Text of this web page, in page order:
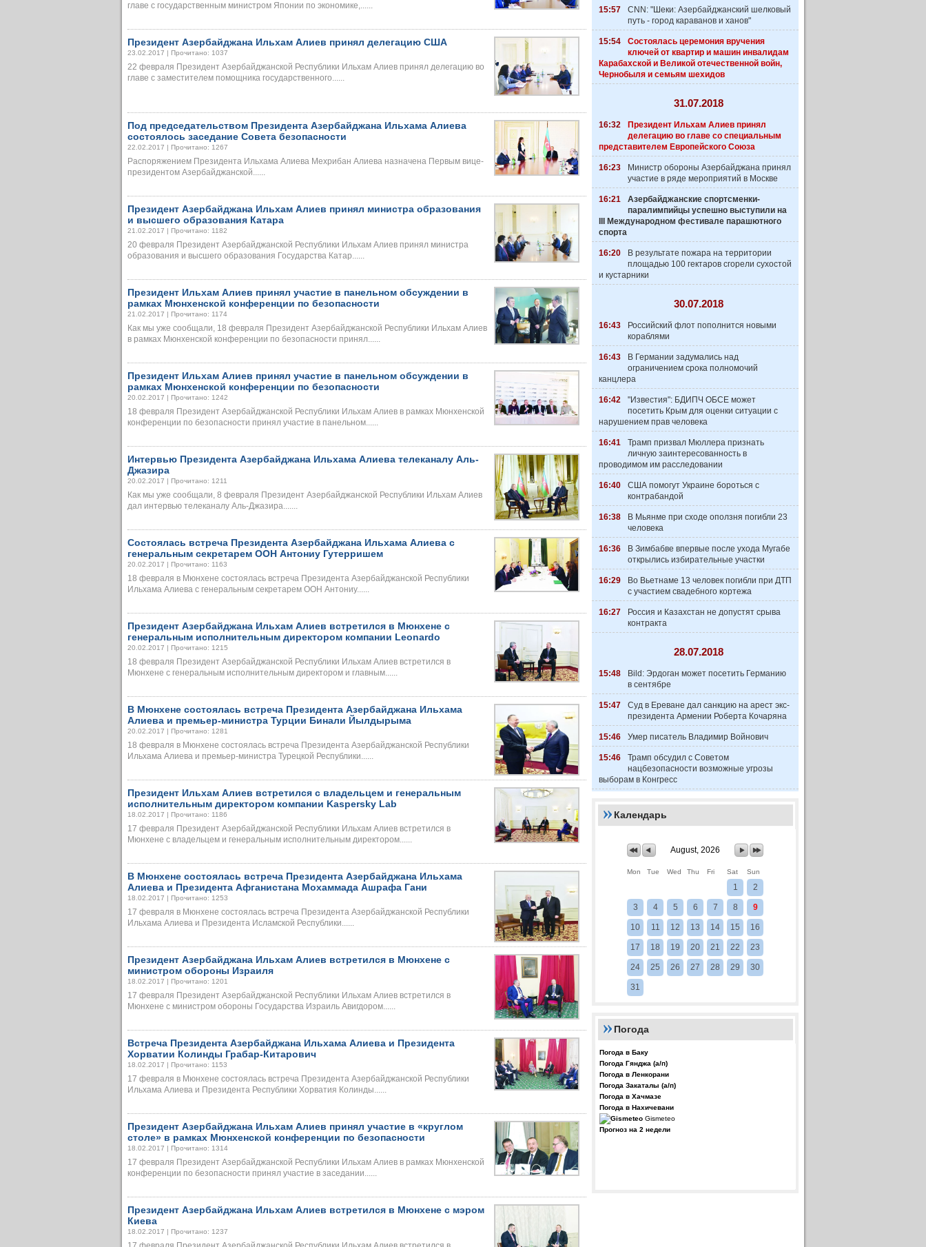
главе с государственным министром Японии по экономике,......
Президент Азербайджана Ильхам Алиев принял делегацию США
23.02.2017 | Прочитано: 1037
22 февраля Президент Азербайджанской Республики Ильхам Алиев принял делегацию во
главе с заместителем помощника государственного......
Под председательством Президента Азербайджана Ильхама Алиева
состоялось заседание Совета безопасности
22.02.2017 | Прочитано: 1267
Распоряжением Президента Ильхама Алиева Мехрибан Алиева назначена Первым вице-
президентом Азербайджанской......
Президент Азербайджана Ильхам Алиев принял министра образования
и высшего образования Катара
21.02.2017 | Прочитано: 1182
20 февраля Президент Азербайджанской Республики Ильхам Алиев принял министра
образования и высшего образования Государства Катар......
Президент Ильхам Алиев принял участие в панельном обсуждении в
рамках Мюнхенской конференции по безопасности
21.02.2017 | Прочитано: 1174
Как мы уже сообщали, 18 февраля Президент Азербайджанской Республики Ильхам Алиев
в рамках Мюнхенской конференции по безопасности принял......
Президент Ильхам Алиев принял участие в панельном обсуждении в
рамках Мюнхенской конференции по безопасности
20.02.2017 | Прочитано: 1242
18 февраля Президент Азербайджанской Республики Ильхам Алиев в рамках Мюнхенской
конференции по безопасности принял участие в панельном......
Интервью Президента Азербайджана Ильхама Алиева телеканалу Аль-
Джазира
20.02.2017 | Прочитано: 1211
Как мы уже сообщали, 8 февраля Президент Азербайджанской Республики Ильхам Алиев
дал интервью телеканалу Аль-Джазира.......
Состоялась встреча Президента Азербайджана Ильхама Алиева с
генеральным секретарем ООН Антониу Гутерришем
20.02.2017 | Прочитано: 1163
18 февраля в Мюнхене состоялась встреча Президента Азербайджанской Республики
Ильхама Алиева с генеральным секретарем ООН Антониу......
Президент Азербайджана Ильхам Алиев встретился в Мюнхене с
генеральным исполнительным директором компании Leonardo
20.02.2017 | Прочитано: 1215
18 февраля Президент Азербайджанской Республики Ильхам Алиев встретился в
Мюнхене с генеральным исполнительным директором и главным......
В Мюнхене состоялась встреча Президента Азербайджана Ильхама
Алиева и премьер-министра Турции Бинали Йылдырыма
20.02.2017 | Прочитано: 1281
18 февраля в Мюнхене состоялась встреча Президента Азербайджанской Республики
Ильхама Алиева и премьер-министра Турецкой Республики......
Президент Ильхам Алиев встретился с владельцем и генеральным
исполнительным директором компании Kaspersky Lab
18.02.2017 | Прочитано: 1186
17 февраля Президент Азербайджанской Республики Ильхам Алиев встретился в
Мюнхене с владельцем и генеральным исполнительным директором......
В Мюнхене состоялась встреча Президента Азербайджана Ильхама
Алиева и Президента Афганистана Мохаммада Ашрафа Гани
18.02.2017 | Прочитано: 1253
17 февраля в Мюнхене состоялась встреча Президента Азербайджанской Республики
Ильхама Алиева и Президента Исламской Республики......
Президент Азербайджана Ильхам Алиев встретился в Мюнхене с
министром обороны Израиля
18.02.2017 | Прочитано: 1201
17 февраля Президент Азербайджанской Республики Ильхам Алиев встретился в
Мюнхене с министром обороны Государства Израиль Авигдором......
Встреча Президента Азербайджана Ильхама Алиева и Президента
Хорватии Колинды Грабар-Китарович
18.02.2017 | Прочитано: 1153
17 февраля в Мюнхене состоялась встреча Президента Азербайджанской Республики
Ильхама Алиева и Президента Республики Хорватия Колинды......
Президент Азербайджана Ильхам Алиев принял участие в «круглом
столе» в рамках Мюнхенской конференции по безопасности
18.02.2017 | Прочитано: 1314
17 февраля Президент Азербайджанской Республики Ильхам Алиев в рамках Мюнхенской
конференции по безопасности принял участие в заседании......
Президент Азербайджана Ильхам Алиев встретился в Мюнхене с мэром
Киева
18.02.2017 | Прочитано: 1237
15:57
CNN: "Шеки: Азербайджанский шелковый
путь - город караванов и ханов"
15:54
Состоялась церемония вручения
ключей от квартир и машин инвалидам
Карабахской и Великой отечественной войн,
Чернобыля и семьям шехидов
31.07.2018
16:32
Президент Ильхам Алиев принял
делегацию во главе со специальным
представителем Европейского Союза
16:23
Министр обороны Азербайджана принял
участие в ряде мероприятий в Москве
16:21
Азербайджанские спортсменки-
паралимпийцы успешно выступили на
III Международном фестивале парашютного
спорта
16:20
В результате пожара на территории
площадью 100 гектаров сгорели сухостой
и кустарники
30.07.2018
16:43
Российский флот пополнится новыми
кораблями
16:43
В Германии задумались над
ограничением срока полномочий
канцлера
16:42
"Известия": БДИПЧ ОБСЕ может
посетить Крым для оценки ситуации с
нарушением прав человека
16:41
Трамп призвал Мюллера признать
личную заинтересованность в
проводимом им расследовании
16:40
США помогут Украине бороться с
контрабандой
16:38
В Мьянме при сходе оползня погибли 23
человека
16:36
В Зимбабве впервые после ухода Мугабе
открылись избирательные участки
16:29
Во Вьетнаме 13 человек погибли при ДТП
с участием свадебного кортежа
16:27
Россия и Казахстан не допустят срыва
контракта
28.07.2018
15:48
Bild: Эрдоган может посетить Германию
в сентябре
15:47
Суд в Ереване дал санкцию на арест экс-
президента Армении Роберта Кочаряна
15:46 Умер писатель Владимир Войнович
15:46
Трамп обсудил с Советом
нацбезопасности возможные угрозы
выборам в Конгресс
Календарь
August, 2026
Mon Tue Wed Thu Fri Sat Sun
1 2
3 4 5 6 7 8 9
10 11 12 13 14 15 16
17 18 19 20 21 22 23
24 25 26 27 28 29 30
31
Погода
Погода в Баку
Погода Гянджа (а/п)
Погода в Ленкорани
Погода Закаталы (а/п)
Погода в Хачмазе
Погода в Нахичевани
Gismeteo
Прогноз на 2 недели